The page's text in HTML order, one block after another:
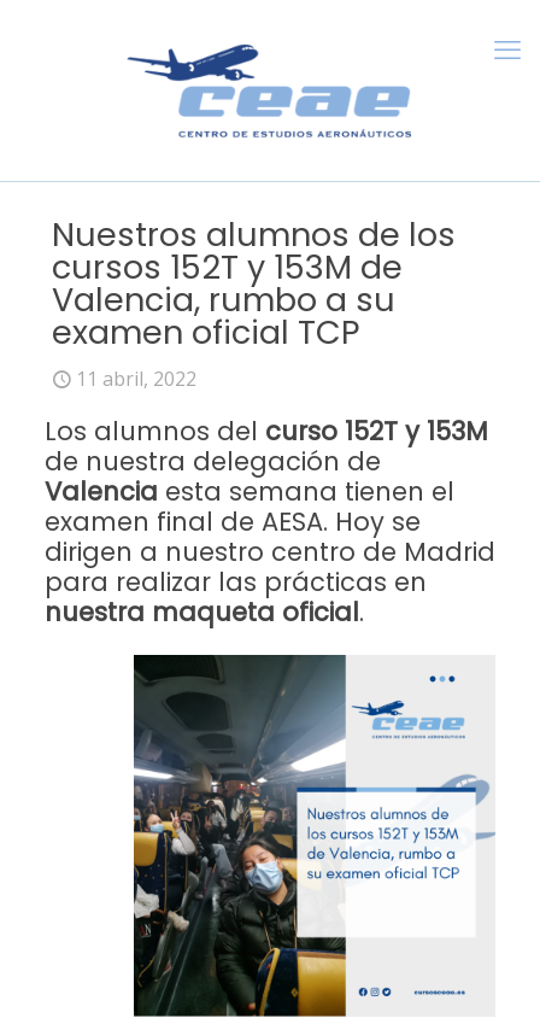
Nuestros alumnos de los
cursos 152T y 153M de
Valencia, rumbo a su
examen oficial TCP
11 abril, 2022
Los alumnos del curso 152T y 153M
de nuestra delegación de
Valencia esta semana tienen el
examen final de AESA. Hoy se
dirigen a nuestro centro de Madrid
para realizar las prácticas en
nuestra maqueta oficial.